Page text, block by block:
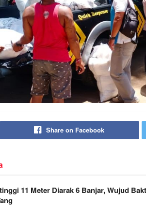
Share on Facebook
11 Meter Diarak 6 Banjar, Wujud